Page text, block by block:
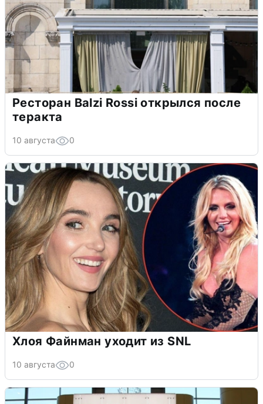
Ресторан Balzi Rossi открылся после
теракта
10 августа 0
Хлоя Файнман уходит из SNL
10 августа 0